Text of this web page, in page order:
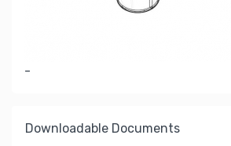
-
Downloadable Documents